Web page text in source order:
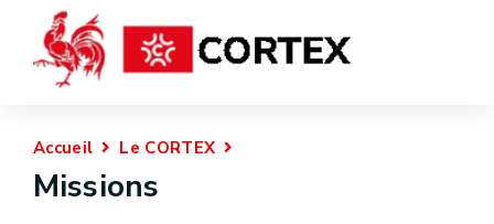
Accueil Le CORTEX
Missions